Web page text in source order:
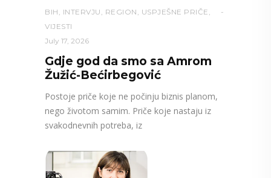
BIH INTERVJU REGION USPJEŠNE PRIČE
VIJESTI
July 17, 2026
Gdje god da smo sa Amrom
Žužić-Bećirbegović
Postoje priče koje ne počinju biznis planom,
nego životom samim. Priče koje nastaju iz
svakodnevnih potreba, iz